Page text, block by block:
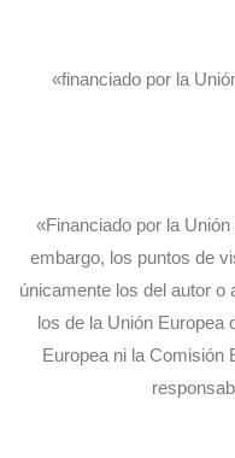
«financiado por la
«Financiado por la
embargo, los puntos de
únicamente los del autor o
los de la Unión Europea
Europea ni la Comisión